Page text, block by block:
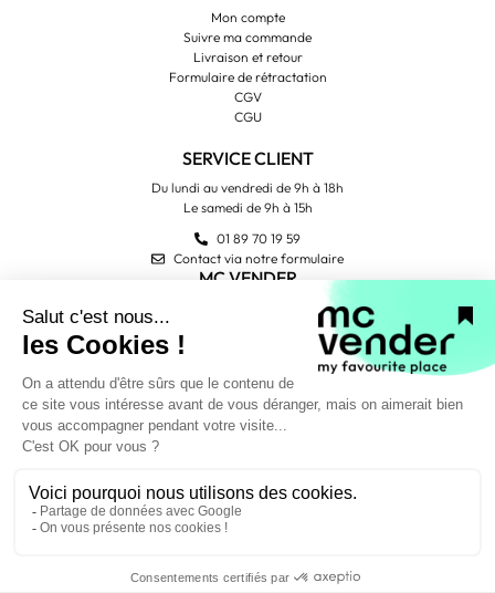
Mon compte
Suivre ma commande
Livraison et retour
Formulaire de rétractation
CGV
CGU
SERVICE CLIENT
Du lundi au vendredi de 9h à 18h
Le samedi de 9h à 15h
01 89 70 19 59
Contact via notre formulaire
MC VENDER
PAIEMENT SÉCURISÉ
NOUS SUIVRE